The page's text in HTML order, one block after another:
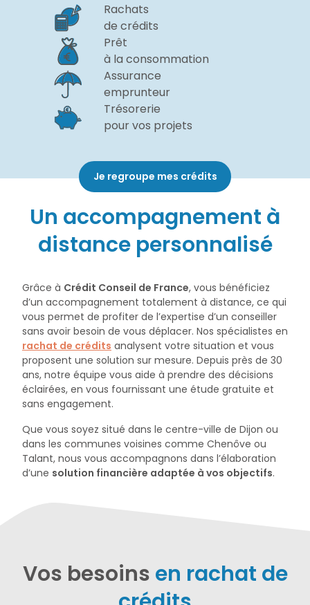
Rachats
de crédits
Prêt
à la consommation
Assurance
emprunteur
Trésorerie
pour vos projets
Je regroupe mes crédits
Un accompagnement à
distance personnalisé
Grâce à Crédit Conseil de France, vous bénéficiez
d’un accompagnement totalement à distance, ce qui
vous permet de profiter de l’expertise d’un conseiller
sans avoir besoin de vous déplacer. Nos spécialistes en
rachat de crédits analysent votre situation et vous
proposent une solution sur mesure. Depuis près de 30
ans, notre équipe vous aide à prendre des décisions
éclairées, en vous fournissant une étude gratuite et
sans engagement.
Que vous soyez situé dans le centre-ville de Dijon ou
dans les communes voisines comme Chenôve ou
Talant, nous vous accompagnons dans l’élaboration
d’une solution financière adaptée à vos objectifs.
Vos besoins en rachat de